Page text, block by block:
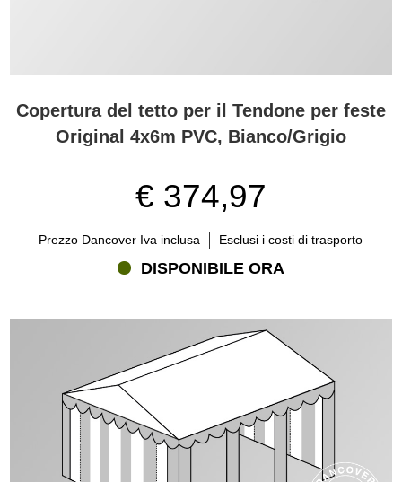
Copertura del tetto per il Tendone per feste
Original 4x6m PVC, Bianco/Grigio
€ 374,97
Prezzo Dancover Iva inclusa Esclusi i costi di trasporto
DISPONIBILE ORA